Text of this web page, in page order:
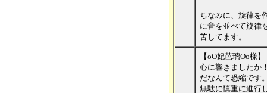
ちなみに、旋律を
に音を並べて旋律
苦してます。
【oO妃芭璃Oo様】
心に響きましたか
だなんて恐縮です
無駄に慎重に進行